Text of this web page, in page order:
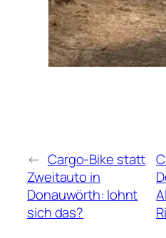
← Cargo-Bike statt
Zweitauto in
Donauwörth: lohnt
sich das?